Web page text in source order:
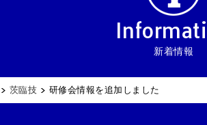
新着情報
> 茨臨技 > 研修会情報を追加しました